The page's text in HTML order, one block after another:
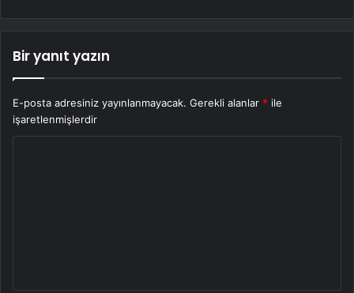
Bir yanıt yazın
E-posta adresiniz yayınlanmayacak. Gerekli alanlar * ile
işaretlenmişlerdir